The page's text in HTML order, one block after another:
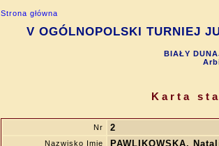
Strona główna
V OGÓLNOPOLSKI TURNIEJ
BIAŁY
Karta
Nr 2
Nazwisko Imię PAWLIKOWSKA,